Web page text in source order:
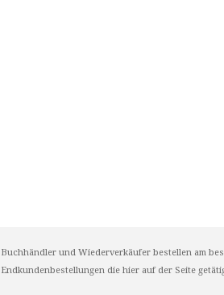
Buchhändler und Wiederverkäufer bestellen am
Endkundenbestellungen die hier auf der Seite